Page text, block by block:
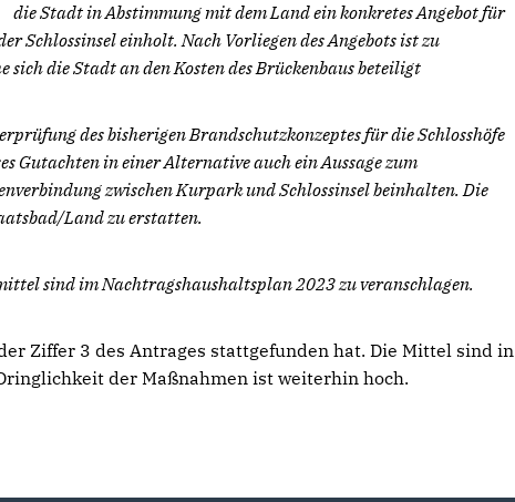
die Stadt in Abstimmung mit dem Land ein konkretes Angebot für
Schlossinsel einholt. Nach Vorliegen des Angebots ist zu
sich die Stadt an den Kosten des Brückenbaus beteiligt
des bisherigen Brandschutzkonzeptes für die Schlosshöfe
Gutachten in einer Alternative auch ein Aussage zum
zwischen Kurpark und Schlossinsel beinhalten. Die
Land zu erstatten.
sind im Nachtragshaushaltsplan 2023 zu veranschlagen.
Ziffer 3 des Antrages stattgefunden hat. Die Mittel sind in
der Maßnahmen ist weiterhin hoch.